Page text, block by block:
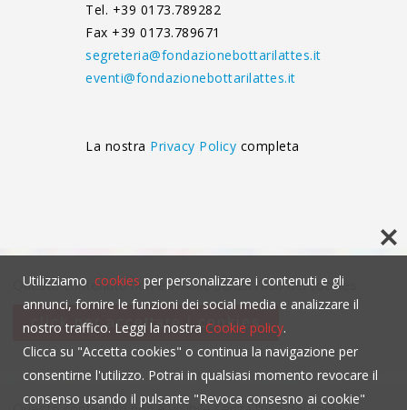
Tel. +39 0173.789282
Fax +39 0173.789671
segreteria@fondazionebottarilattes.it
eventi@fondazionebottarilattes.it
La nostra Privacy Policy completa
Questo contenuto non è visibile senza l'uso dei cookies.
click per accettare i cookies
Utilizziamo cookies per personalizzare i contenuti e gli
annunci, fornire le funzioni dei social media e analizzare il
nostro traffico. Leggi la nostra Cookie policy.
Clicca su "Accetta cookies" o continua la navigazione per
consentirne l'utilizzo. Potrai in qualsiasi momento revocare il
consenso usando il pulsante "Revoca consesno ai cookie"